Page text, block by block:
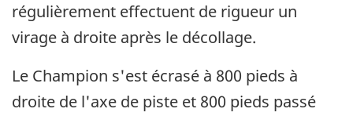
régulièrement effectuent de rigueur un
virage à droite après le décollage.
Le Champion s'est écrasé à 800 pieds à
droite de l'axe de piste et 800 pieds passé